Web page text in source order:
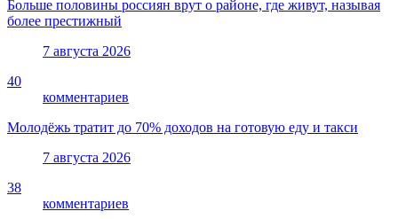
Больше половины россиян врут о районе, где живут, называя
более престижный
7 августа 2026
40
комментариев
Молодёжь тратит до 70% доходов на готовую еду и такси
7 августа 2026
38
комментариев